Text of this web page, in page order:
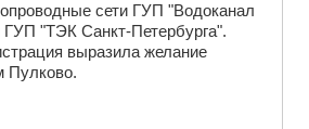
сети ГУП "Водоканал
"ТЭК Санкт-Петербурга".
выразила желание
Пулково.